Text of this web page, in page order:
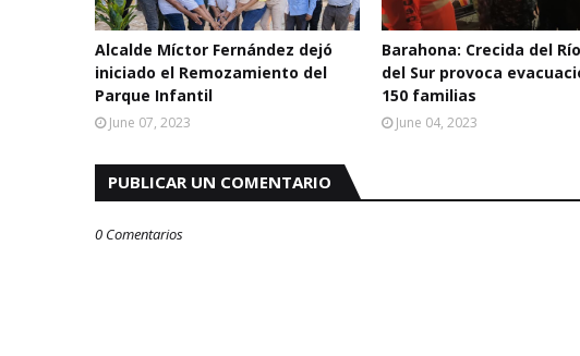
Alcalde Míctor Fernández dejó
iniciado el Remozamiento del
Parque Infantil
June 07, 2023
Barahona: Crecida del
del Sur provoca
150 familias
June 04, 2023
PUBLICAR UN COMENTARIO
0 Comentarios